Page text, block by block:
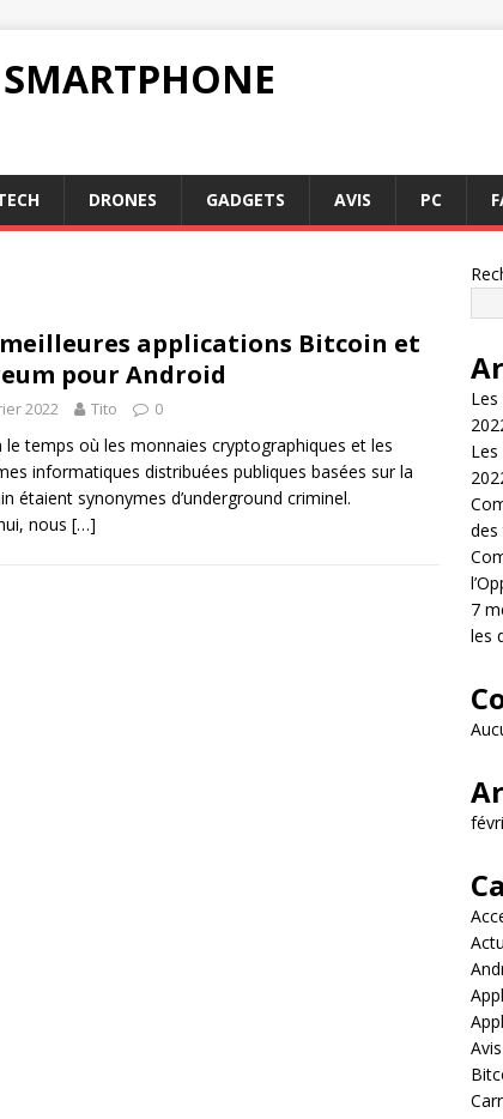
DRONES GADGETS AVIS PC
meilleures applications Bitcoin et
pour Android
2022 Tito 0
le temps où les monnaies cryptographiques et les
informatiques distribuées publiques basées sur la
étaient synonymes d’underground criminel.
nous […]
des
7
les
Avis